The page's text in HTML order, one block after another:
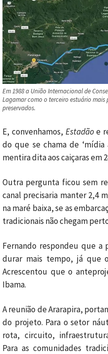
Em 1988 a União Internacional de
Lagamar como o terceiro estuário
preservados.
E, convenhamos, Estadão e
do que se chama de ‘mídia
mentira dita aos caiçaras em
Outra pergunta ficou sem
canal precisaria manter 2,4
na maré baixa, se as
tradicionais não chegam
Fernando respondeu que
durar mais tempo, já que
Acrescentou que o
Ibama.
A reunião de Ararapira,
do projeto. Para o setor
rota, circuito,
Para as comunidades